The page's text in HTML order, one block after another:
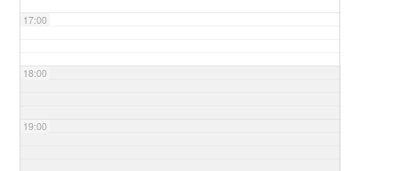
17:00
18:00
19:00